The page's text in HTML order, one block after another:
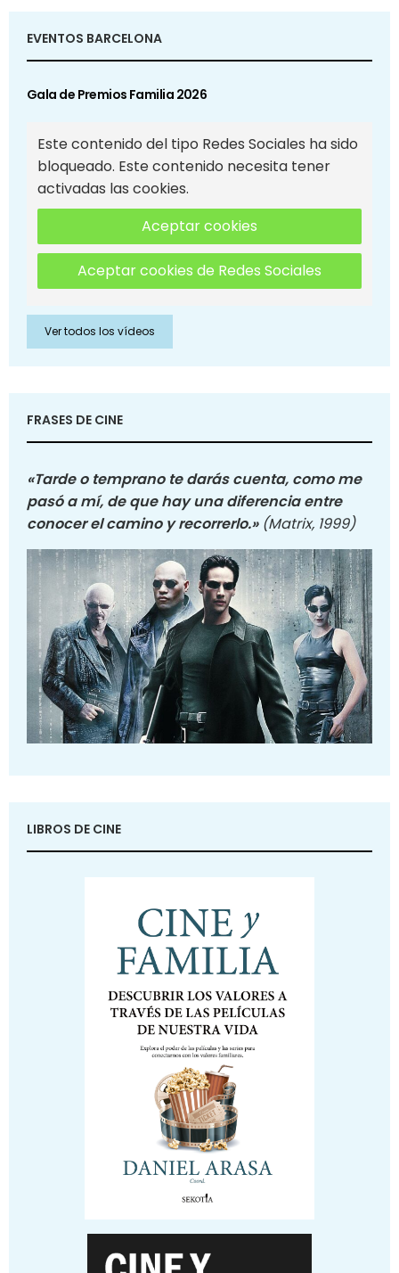
EVENTOS BARCELONA
Gala de Premios Familia 2026
Este contenido del tipo Redes Sociales ha sido
bloqueado. Este contenido necesita tener
activadas las cookies.
Aceptar cookies
Aceptar cookies de Redes Sociales
Ver todos los vídeos
FRASES DE CINE
«Tarde o temprano te darás cuenta, como me
pasó a mí, de que hay una diferencia entre
conocer el camino y recorrerlo.» (Matrix, 1999)
LIBROS DE CINE